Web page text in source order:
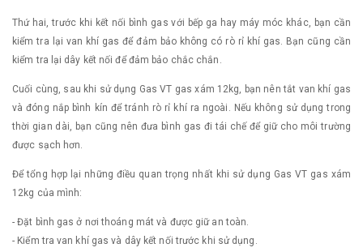
Thứ hai, trước khi kết nối bình gas với bếp ga hay máy móc khác, bạn cần
kiểm tra lại van khí gas để đảm bảo không có rò rỉ khí gas. Bạn cũng cần
kiểm tra lại dây kết nối để đảm bảo chắc chắn.
Cuối cùng, sau khi sử dụng Gas VT gas xám 12kg, bạn nên tắt van khí gas
và đóng nắp bình kín để tránh rò rỉ khí ra ngoài. Nếu không sử dụng trong
thời gian dài, bạn cũng nên đưa bình gas đi tái chế để giữ cho môi trường
được sạch hơn.
Để tổng hợp lại những điều quan trọng nhất khi sử dụng Gas VT gas xám
12kg của mình:
- Đặt bình gas ở nơi thoáng mát và được giữ an toàn.
- Kiểm tra van khí gas và dây kết nối trước khi sử dụng.